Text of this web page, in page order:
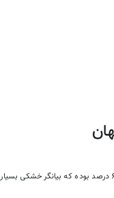
حداقل رطوبت در برخی ایستگاه‌ها مانند خوروبیابانک، چوپانان و نائین بین ۴ تا ۶ درصد بوده که بیانگر خشکی بسیار